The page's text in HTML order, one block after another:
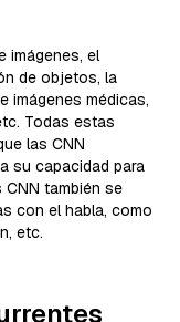
imágenes, el
de objetos, la
imágenes médicas,
Todas estas
las CNN
su capacidad para
también se
con el habla, como
etc.